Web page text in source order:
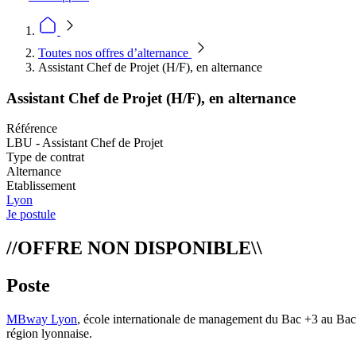
Toutes nos offres d’alternance
Assistant Chef de Projet (H/F), en alternance
Assistant Chef de Projet (H/F), en alternance
Référence
LBU - Assistant Chef de Projet
Type de contrat
Alternance
Etablissement
Lyon
Je postule
//OFFRE NON DISPONIBLE\\
Poste
MBway Lyon, école internationale de management du Bac +3 au
région lyonnaise.